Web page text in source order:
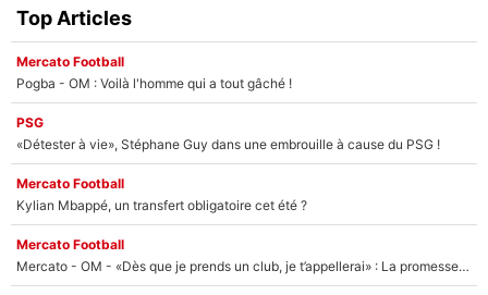
Top Articles
Mercato Football
Pogba - OM : Voilà l'homme qui a tout gâché !
PSG
«Détester à vie», Stéphane Guy dans une embrouille à cause du PSG !
Mercato Football
Kylian Mbappé, un transfert obligatoire cet été ?
Mercato Football
Mercato - OM - «Dès que je prends un club, je t’appellerai» : La promesse de Marcelino au moment de claquer la porte